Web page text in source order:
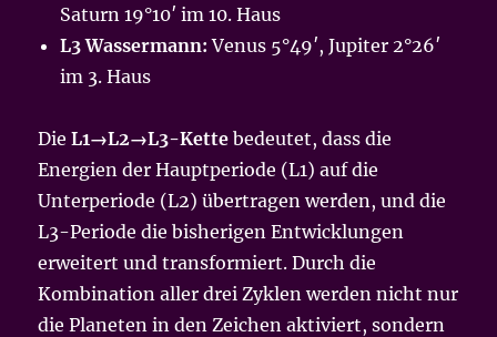
Saturn 19°10′ im 10. Haus
L3 Wassermann: Venus 5°49′, Jupiter 2°26′
im 3. Haus
DieL1→L2→L3-Kette bedeutet, dass die
Energien der Hauptperiode (L1) auf die
Unterperiode (L2) übertragen werden, und die
L3-Periode die bisherigen Entwicklungen
erweitert und transformiert. Durch die
Kombination aller drei Zyklen werden nicht nur
die Planeten in den Zeichen aktiviert, sondern